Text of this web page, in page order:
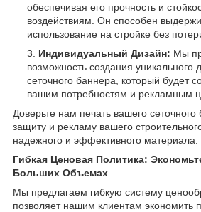
обеспечивая его прочность и
воздействиям. Он способен
использование на стройке без
Индивидуальный Дизайн: Мы
возможность создания уникального
сеточного баннера, который будет
вашим потребностям и рекламным
Доверьте нам печать вашего
защиту и рекламу вашего
надежного и эффективного материала.
Гибкая Ценовая Политика:
Больших Объемах
Мы предлагаем гибкую систему
позволяет нашим клиентам экономить